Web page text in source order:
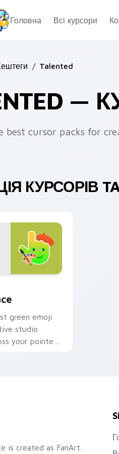
Головна
Всі курсори
/ Talented
—
best cursor packs for
КУРСОРІВ
green emoji
studio
your pointer
is created as FanArt.